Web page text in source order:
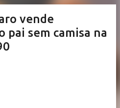
vende
pai sem camisa na